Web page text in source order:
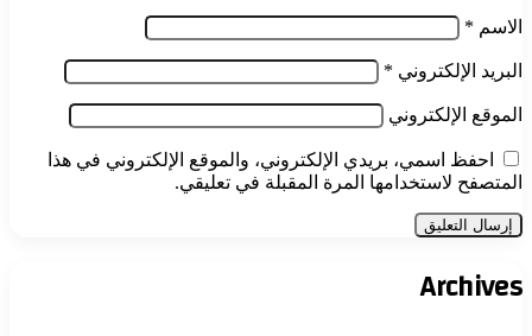
الاسم *
البريد الإلكتروني *
الموقع الإلكتروني
احفظ اسمي، بريدي الإلكتروني، والموقع الإلكتروني في هذا
المتصفح لاستخدامها المرة المقبلة في تعليقي.
Archives